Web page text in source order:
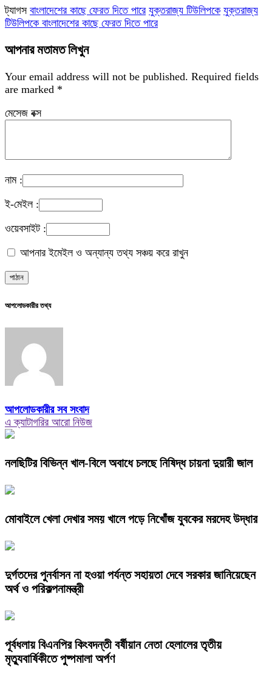
ট্যাগস বাংলাদেশের কাছে ফেরত দিতে পারে যুক্তরাজ্য টিউলিপকে যুক্তরাজ্য
টিউলিপকে বাংলাদেশের কাছে ফেরত দিতে পারে
আপনার মতামত লিখুন
Your email address will not be published. Required fields
are marked *
মেসেজ বক্স
নাম :
ই-মেইল :
ওয়েবসাইট :
আপনার ইমেইল ও অন্যান্য তথ্য সঞ্চয় করে রাখুন
আপলোডকারীর তথ্য
আপলোডকারীর সব সংবাদ
এ ক্যাটাগরির আরো নিউজ
নলছিটির বিভিন্ন খাল-বিলে অবাধে চলছে নিষিদ্ধ চায়না দুয়ারী জাল
​মোবাইলে খেলা দেখার সময় খালে পড়ে নিখোঁজ যুবকের মরদেহ উদ্ধার
দুর্গতদের পুনর্বাসন না হওয়া পর্যন্ত সহায়তা দেবে সরকার জানিয়েছেন
অর্থ ও পরিকল্পনামন্ত্রী
পূর্বধলায় বিএনপির কিংবদন্তী বর্ষীয়ান নেতা হেলালের তৃতীয়
মৃত্যুবার্ষিকীতে পুষ্পমালা অর্পণ